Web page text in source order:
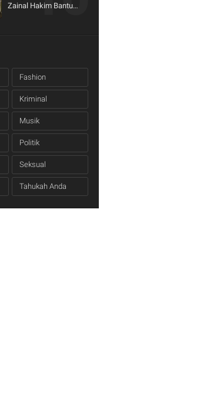
Zainal Hakim Bantu
Fashion
Kriminal
Musik
Politik
Seksual
Tahukah Anda